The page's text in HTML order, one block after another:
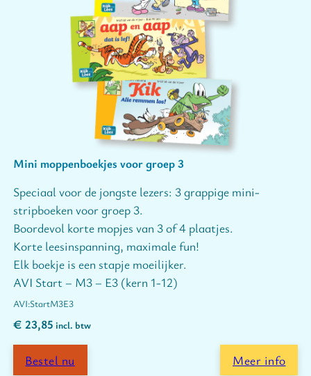
Mini moppenboekjes voor groep 3
Speciaal voor de jongste lezers: 3 grappige mini-
stripboeken voor groep 3.
Boordevol korte mopjes van 3 of 4 plaatjes.
Korte leesinspanning, maximale fun!
Elk boekje is een stapje moeilijker.
AVI Start – M3 – E3 (kern 1-12)
StartM3E3
€ 23,85 incl. btw
Bestel nu Meer info